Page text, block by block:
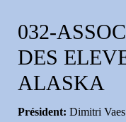
032-
DES
ALASKA
Président: